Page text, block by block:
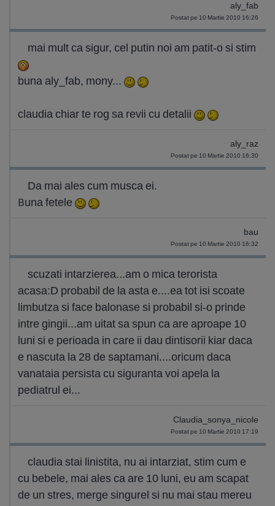
aly_fab
Postat pe 10 Martie 2010 16:26
mai mult ca sigur, cel putin noi am patit-o si stim
buna aly_fab, mony...
claudia chiar te rog sa revii cu detalii
aly_raz
Postat pe 10 Martie 2010 16:30
Da mai ales cum musca ei.
Buna fetele
bau
Postat pe 10 Martie 2010 16:32
scuzati intarzierea...am o mica terorista
acasa:D probabil de la asta e....ea tot isi scoate
limbutza si face balonase si probabil si-o prinde
intre gingii...am uitat sa spun ca are aproape 10
luni si e perioada in care ii dau dintisorii kiar daca
e nascuta la 28 de saptamani....oricum daca
vanataia persista cu siguranta voi apela la
pediatrul ei...
Claudia_sonya_nicole
Postat pe 10 Martie 2010 17:19
claudia stai linistita, nu ai intarziat, stim cum e
cu bebele, mai ales ca are 10 luni, eu am scapat
de un stres, merge singurel si nu mai stau mereu